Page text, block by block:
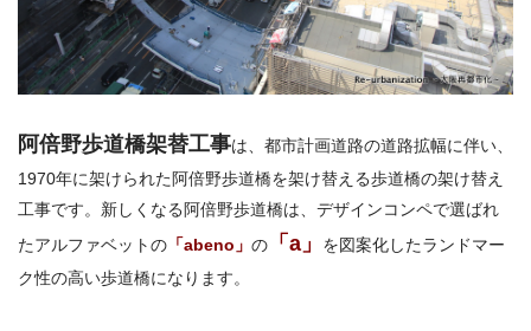
阿倍野歩道橋架替工事は、都市計画道路の道路拡幅に伴い、
1970年に架けられた阿倍野歩道橋を架け替える歩道橋の架け替え
工事です。新しくなる阿倍野歩道橋は、デザインコンペで選ばれ
たアルファベットの 「abeno」 の 「a」
を図案化したランドマー
ク性の高い歩道橋になります。